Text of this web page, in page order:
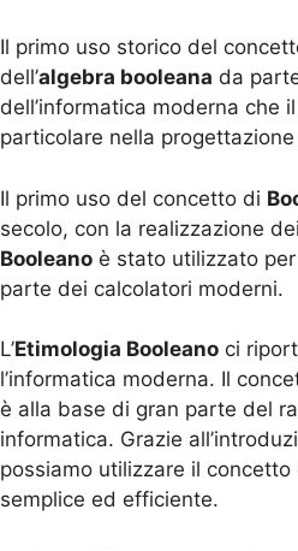
Il primo uso storico del
dell’algebra booleana da
dell’informatica moderna che
particolare nella
Il primo uso del concetto di
secolo, con la realizzazione
Booleano è stato utilizzato
parte dei calcolatori moderni.
L’Etimologia Booleano ci
l’informatica moderna. Il
è alla base di gran parte del
informatica. Grazie
possiamo utilizzare il concetto
semplice ed efficiente.